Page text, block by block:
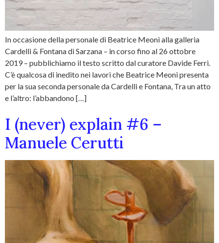
In occasione della personale di Beatrice Meoni alla galleria
Cardelli & Fontana di Sarzana – in corso fino al 26 ottobre
2019 – pubblichiamo il testo scritto dal curatore Davide Ferri.
C’è qualcosa di inedito nei lavori che Beatrice Meoni presenta
per la sua seconda personale da Cardelli e Fontana, Tra un atto
e l’altro: l’abbandono […]
I (never) explain #6 –
Manuele Cerutti